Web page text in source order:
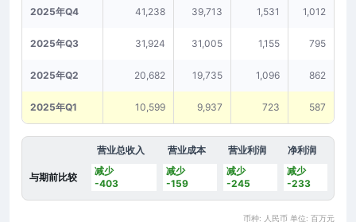
2025年Q4 41,238 39,713 1,531 1,012
2025年Q3 31,924 31,005 1,155 795
2025年Q2 20,682 19,735 1,096 862
2025年Q1 10,599 9,937 723 587
营业总收入 营业成本 营业利润 净利润
与期前比较
减少
-403
减少
-159
减少
-245
减少
-233
币种: 人民币 单位: 百万元